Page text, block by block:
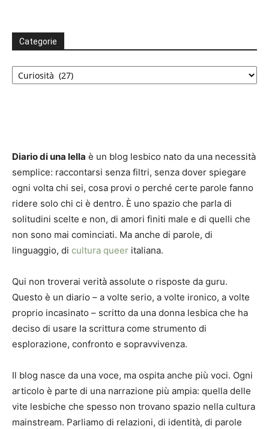
Categorie
Categorie
Diario di una lella è un blog lesbico nato da una necessità
semplice: raccontarsi senza filtri, senza dover spiegare
ogni volta chi sei, cosa provi o perché certe parole fanno
ridere solo chi ci è dentro. È uno spazio che parla di
solitudini scelte e non, di amori finiti male e di quelli che
non sono mai cominciati. Ma anche di parole, di
linguaggio, di cultura queer italiana.
Qui non troverai verità assolute o risposte da guru.
Questo è un diario – a volte serio, a volte ironico, a volte
proprio incasinato – scritto da una donna lesbica che ha
deciso di usare la scrittura come strumento di
esplorazione, confronto e sopravvivenza.
Il blog nasce da una voce, ma ospita anche più voci. Ogni
articolo è parte di una narrazione più ampia: quella delle
vite lesbiche che spesso non trovano spazio nella cultura
mainstream. Parliamo di relazioni, di identità, di parole